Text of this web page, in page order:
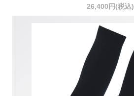
26,400円(税込)